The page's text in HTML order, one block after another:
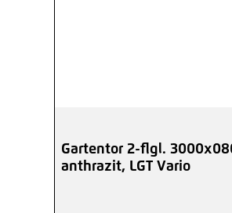
Gartentor 2-flgl.
anthrazit, LGT Vario